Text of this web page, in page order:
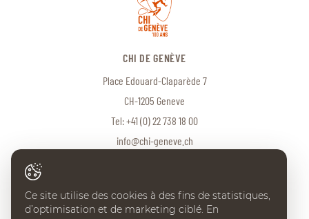
CHI DE GENÈVE
Place Edouard-Claparède 7
CH-1205 Geneve
Tel:+41 (0) 22 738 18 00
info@chi-geneve.ch
© 2026 CHI de Genève. Tous droits réservés
Ce site utilise des cookies à des fins de statistiques,
d’optimisation et de marketing ciblé. En